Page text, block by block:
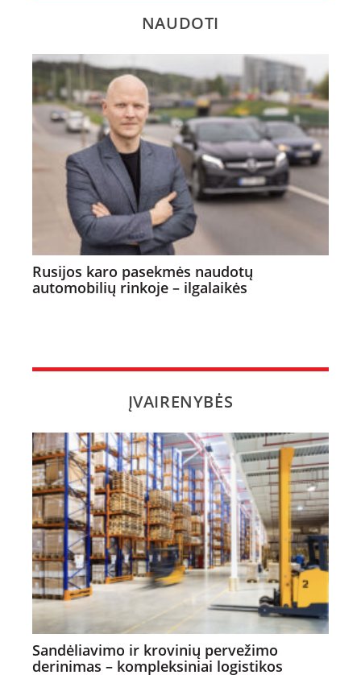
NAUDOTI
Rusijos karo pasekmės naudotų
automobilių rinkoje – ilgalaikės
ĮVAIRENYBĖS
Sandėliavimo ir krovinių pervežimo
derinimas – kompleksiniai logistikos